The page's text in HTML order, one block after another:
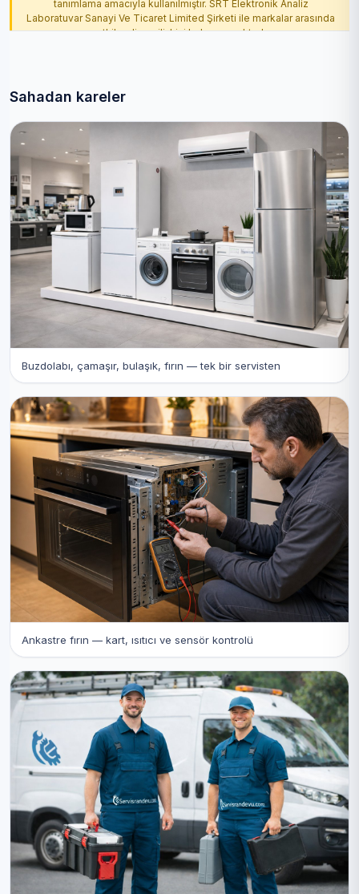
tanımlama amacıyla kullanılmıştır. SRT Elektronik Analiz
Laboratuvar Sanayi Ve Ticaret Limited Şirketi ile markalar arasında
yetkilendirme ilişkisi bulunmamaktadır.
Sahadan kareler
Buzdolabı, çamaşır, bulaşık, fırın — tek bir servisten
Ankastre fırın — kart, ısıtıcı ve sensör kontrolü